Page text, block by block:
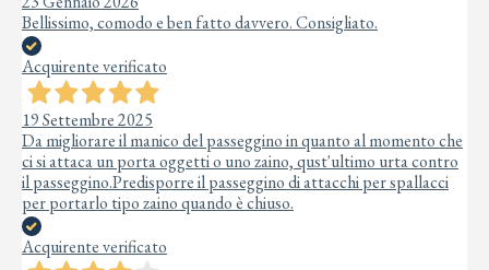
Bellissimo, comodo e ben fatto davvero. Consigliato.
Acquirente verificato
19 Settembre 2025
Da migliorare il manico del passeggino in quanto al momento che
ci si attaca un porta oggetti o uno zaino, qust'ultimo urta contro
il passeggino.Predisporre il passeggino di attacchi per spallacci
per portarlo tipo zaino quando è chiuso.
Acquirente verificato